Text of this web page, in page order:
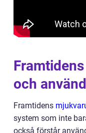
och
Framtidens
system som inte
också förstår